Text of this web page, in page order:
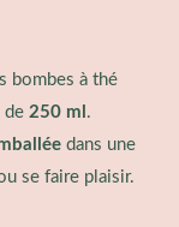
bombes à thé
de 250 ml .
dans une
se faire plaisir.